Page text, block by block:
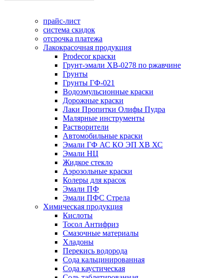
прайс-лист
система скидок
отсрочка платежа
Лакокрасочная продукция
Prodecor краски
Грунт-эмали ХВ-0278 по ржавчине
Грунты
Грунты ГФ-021
Водоэмульсионные краски
Дорожные краски
Лаки Пропитки Олифы Пудра
Малярные инструменты
Растворители
Автомобильные краски
Эмали ГФ АС КО ЭП ХВ ХС
Эмали НЦ
Жидкое стекло
Аэрозольные краски
Колеры для красок
Эмали ПФ
Эмали ПФС Стрела
Химическая продукция
Кислоты
Тосол Антифриз
Смазочные материалы
Хладоны
Перекись водорода
Сода кальцинированная
Сода каустическая